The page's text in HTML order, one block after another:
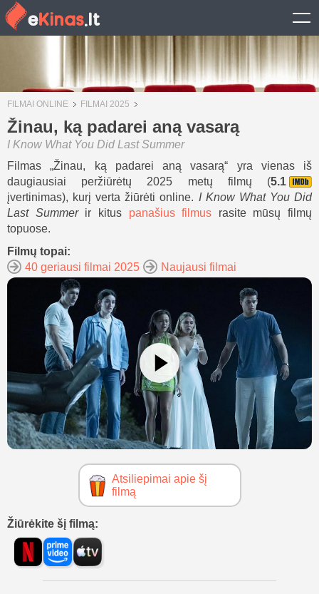
FILMAI ONLINE FILMAI 2025
Žinau, ką padarei aną vasarą
I Know What You Did Last Summer
Filmas „Žinau, ką padarei aną vasarą“ yra vienas iš
daugiausiai peržiūrėtų 2025 metų filmų (5.1
įvertinimas), kurį verta žiūrėti online. I Know What You Did
Last Summerir kitus panašius filmus rasite mūsų filmų
topuose.
Filmų topai:
40 geriausi filmai 2025
Naujausi filmai
Atsiliepimai apie šį
filmą
Žiūrėkite šį filmą: